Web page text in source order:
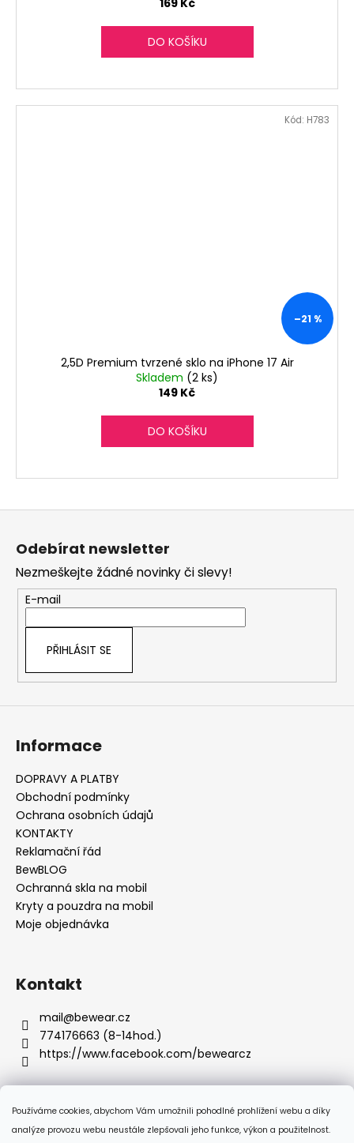
Používáme cookies, abychom Vám umožnili pohodlné prohlížení webu a díky
analýze provozu webu neustále zlepšovali jeho funkce, výkon a použitelnost.
169 Kč
DO KOŠÍKU
–21 %
2,5D Premium tvrzené sklo na iPhone 17 Air
Skladem (2 ks)
149 Kč
DO KOŠÍKU
Kód: H783
Z
Odebírat newsletter
Nezmeškejte žádné novinky či slevy!
E-mail
PŘIHLÁSIT SE
Informace
DOPRAVY A PLATBY
Obchodní podmínky
Ochrana osobních údajů
KONTAKTY
Reklamační řád
BewBLOG
Ochranná skla na mobil
Kryty a pouzdra na mobil
Moje objednávka
Kontakt
mail@bewear.cz
774176663 (8-14hod.)
https://www.facebook.com/bewearcz
Přijímáme online platby